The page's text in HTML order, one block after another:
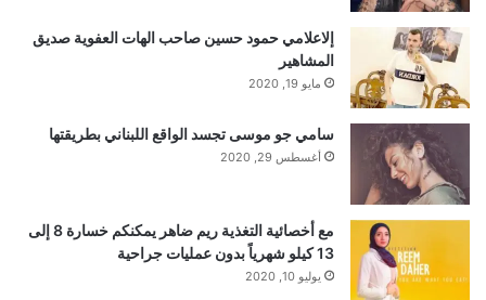
أننا نأمل أن توفرها Google فقط مساحة تخزين
أكبر قليلاً للخطط الأساسية.
مرة أخرى، إذا كنت تستخدم Google Drive على
هذا التحديث المرئي الجديد متاحًا على جهازك.
إلاعلامي حمود حسين صاحب الهات العفوية صديق
المشاهير
مايو 19, 2020
سامي جو موسى تجسد الواقع اللبناني بطريقتها
أغسطس 29, 2020
مع أخصائية التغذية ريم ضاهر يمكنكم خسارة 8 إلى
13 كيلو شهرياً بدون عمليات جراحية
يوليو 10, 2020